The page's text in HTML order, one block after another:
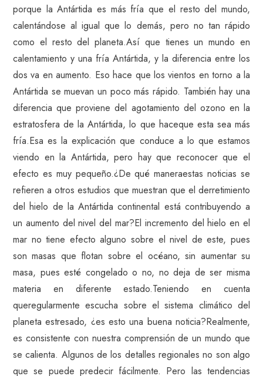
porque la Antártida es más fría que el resto del mundo,
calentándose al igual que lo demás, pero no tan rápido
como el resto del planeta.Así que tienes un mundo en
calentamiento y una fría Antártida, y la diferencia entre los
dos va en aumento. Eso hace que los vientos en torno a la
Antártida se muevan un poco más rápido. También hay una
diferencia que proviene del agotamiento del ozono en la
estratosfera de la Antártida, lo que haceque esta sea más
fría.Esa es la explicación que conduce a lo que estamos
viendo en la Antártida, pero hay que reconocer que el
efecto es muy pequeño.¿De qué maneraestas noticias se
refieren a otros estudios que muestran que el derretimiento
del hielo de la Antártida continental está contribuyendo a
un aumento del nivel del mar?El incremento del hielo en el
mar no tiene efecto alguno sobre el nivel de este, pues
son masas que flotan sobre el océano, sin aumentar su
masa, pues esté congelado o no, no deja de ser misma
materia en diferente estado.Teniendo en cuenta
queregularmente escucha sobre el sistema climático del
planeta estresado, ¿es esto una buena noticia?Realmente,
es consistente con nuestra comprensión de un mundo que
se calienta. Algunos de los detalles regionales no son algo
que se puede predecir fácilmente. Pero las tendencias